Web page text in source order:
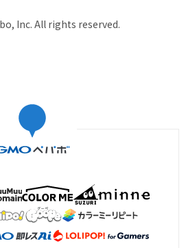
Inc. All rights reserved.